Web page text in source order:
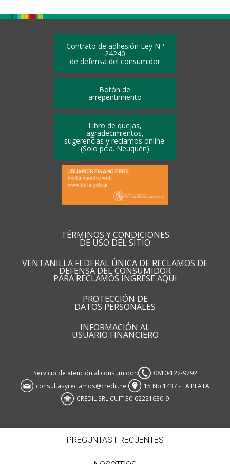
Contrato de adhesión Ley N.º
24240
de defensa del consumidor
Botón de
arrepentimiento
Libro de quejas,
agradecimientos,
sugerencias y reclamos online.
(Solo pcia. Neuquén)
TÉRMINOS Y CONDICIONES
DE USO DEL SITIO
VENTANILLA FEDERAL ÚNICA DE RECLAMOS DE
DEFENSA DEL CONSUMIDOR
PARA RECLAMOS INGRESE AQUI
PROTECCIÓN DE
DATOS PERSONALES
INFORMACIÓN AL
USUARIO FINANCIERO
Servicio de atención al consumidor:
0810-122-9292
consultasyreclamos@credil.net
15 No 1437 - LA PLATA
CREDIL SRL CUIT 30-62221630-9
PREGUNTAS FRECUENTES